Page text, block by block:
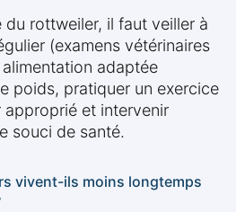
rottweiler, il faut veiller à
(examens vétérinaires
adaptée
poids, pratiquer un exercice
et intervenir
souci de santé.
vivent-ils moins longtemps